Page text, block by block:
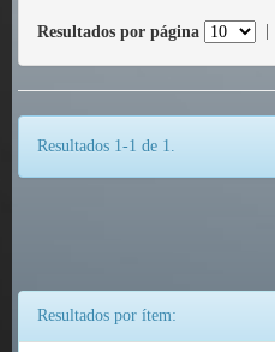
Resultados por página
Resultados 1-1 de 1.
Resultados por ítem: